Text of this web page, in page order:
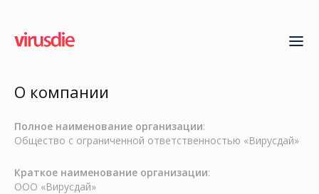
О компании
Полное наименование организации:
Общество с ограниченной ответственностью «Вирусдай»
Краткое наименование организации:
ООО «Вирусдай»